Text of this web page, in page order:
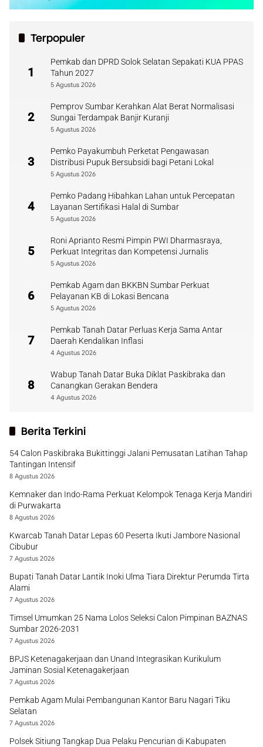
Terpopuler
1
Pemkab dan DPRD Solok Selatan Sepakati KUA PPAS
Tahun 2027
5 Agustus 2026
2
Pemprov Sumbar Kerahkan Alat Berat Normalisasi
Sungai Terdampak Banjir Kuranji
5 Agustus 2026
3
Pemko Payakumbuh Perketat Pengawasan
Distribusi Pupuk Bersubsidi bagi Petani Lokal
5 Agustus 2026
4
Pemko Padang Hibahkan Lahan untuk Percepatan
Layanan Sertifikasi Halal di Sumbar
5 Agustus 2026
5
Roni Aprianto Resmi Pimpin PWI Dharmasraya,
Perkuat Integritas dan Kompetensi Jurnalis
5 Agustus 2026
6
Pemkab Agam dan BKKBN Sumbar Perkuat
Pelayanan KB di Lokasi Bencana
5 Agustus 2026
7
Pemkab Tanah Datar Perluas Kerja Sama Antar
Daerah Kendalikan Inflasi
4 Agustus 2026
8
Wabup Tanah Datar Buka Diklat Paskibraka dan
Canangkan Gerakan Bendera
4 Agustus 2026
Berita Terkini
54 Calon Paskibraka Bukittinggi Jalani Pemusatan Latihan Tahap
Tantingan Intensif
8 Agustus 2026
Kemnaker dan Indo-Rama Perkuat Kelompok Tenaga Kerja Mandiri
di Purwakarta
8 Agustus 2026
Kwarcab Tanah Datar Lepas 60 Peserta Ikuti Jambore Nasional
Cibubur
7 Agustus 2026
Bupati Tanah Datar Lantik Inoki Ulma Tiara Direktur Perumda Tirta
Alami
7 Agustus 2026
Timsel Umumkan 25 Nama Lolos Seleksi Calon Pimpinan BAZNAS
Sumbar 2026-2031
7 Agustus 2026
BPJS Ketenagakerjaan dan Unand Integrasikan Kurikulum
Jaminan Sosial Ketenagakerjaan
7 Agustus 2026
Pemkab Agam Mulai Pembangunan Kantor Baru Nagari Tiku
Selatan
7 Agustus 2026
Polsek Sitiung Tangkap Dua Pelaku Pencurian di Kabupaten